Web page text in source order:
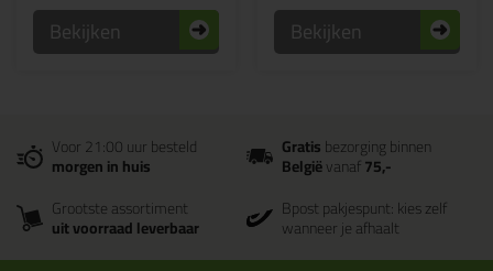
Bekijken Bekijken
Voor 21:00 uur besteld
morgen in huis
Gratisbezorging binnen
Belgiëvanaf75,-
Grootste assortiment
uit voorraad leverbaar
Bpost pakjespunt: kies zelf
wanneer je afhaalt